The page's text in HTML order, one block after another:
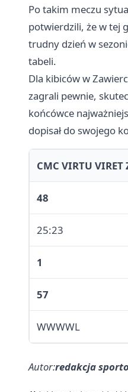
Po takim meczu
potwierdzili, że w tej
trudny dzień w
tabeli.
Dla kibiców w
zagrali pewnie,
końcówce
dopisał do swojego
CMC VIRTU
48
25:23
1
57
WWWWL
Autor:redakcja